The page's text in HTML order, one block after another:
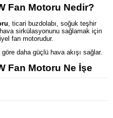
Fan Motoru Nedir?
, ticari buzdolabı, soğuk teşhir
sirkülasyonunu sağlamak için
fan motorudur.
daha güçlü hava akışı sağlar.
Fan Motoru Ne İşe
destekler